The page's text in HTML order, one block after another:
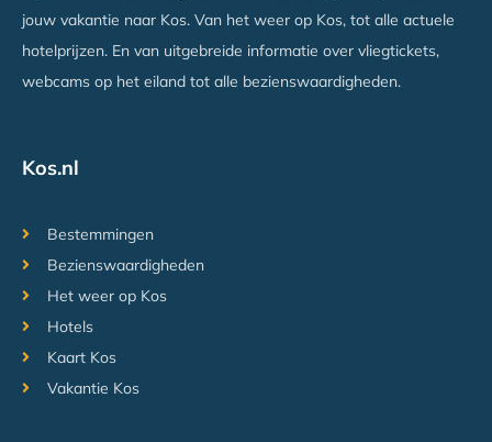
jouw vakantie naar Kos. Van het weer op Kos, tot alle actuele
hotelprijzen. En van uitgebreide informatie over vliegtickets,
webcams op het eiland tot alle bezienswaardigheden.
Kos.nl
Bestemmingen
Bezienswaardigheden
Het weer op Kos
Hotels
Kaart Kos
Vakantie Kos